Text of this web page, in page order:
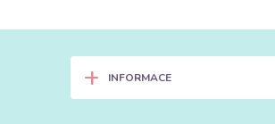
+ INFORMACE